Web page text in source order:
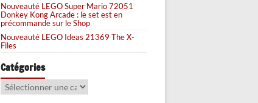
Nouveauté LEGO Super Mario 72051
Donkey Kong Arcade : le set est en
précommande sur le Shop
Nouveauté LEGO Ideas 21369 The X-
Files
Catégories
Catégories